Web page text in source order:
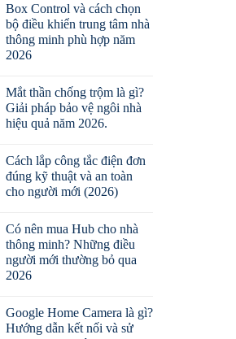
Box Control và cách chọn
bộ điều khiển trung tâm nhà
thông minh phù hợp năm
2026
Mắt thần chống trộm là gì?
Giải pháp bảo vệ ngôi nhà
hiệu quả năm 2026.
Cách lắp công tắc điện đơn
đúng kỹ thuật và an toàn
cho người mới (2026)
Có nên mua Hub cho nhà
thông minh? Những điều
người mới thường bỏ qua
2026
Google Home Camera là gì?
Hướng dẫn kết nối và sử